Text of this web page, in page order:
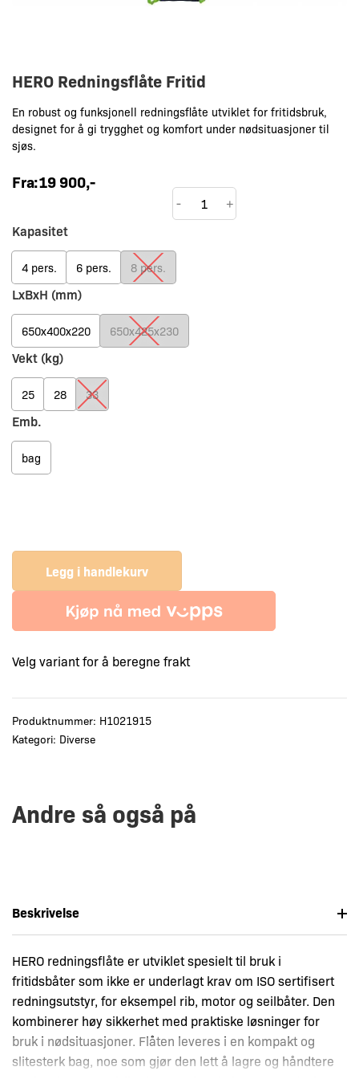
HERO Redningsflåte Fritid
En robust og funksjonell redningsflåte utviklet for fritidsbruk,
designet for å gi trygghet og komfort under nødsituasjoner til
sjøs.
Fra:19 900,-
HERO
Redningsflåte
- +
Kapasitet
4 pers. 6 pers. 8 pers.
LxBxH (mm)
650x400x220 650x425x230
Vekt (kg)
25 28 33
Emb.
bag
Legg i handlekurv
Velg variant for å beregne frakt
Produktnummer: H1021915
Kategori: Diverse
Andre så også på
Beskrivelse
HERO redningsflåte er utviklet spesielt til bruk i
fritidsbåter som ikke er underlagt krav om ISO sertifisert
redningsutstyr, for eksempel rib, motor og seilbåter. Den
kombinerer høy sikkerhet med praktiske løsninger for
bruk i nødsituasjoner. Flåten leveres i en kompakt og
slitesterk bag, noe som gjør den lett å lagre og håndtere